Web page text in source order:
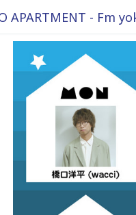
APARTMENT - Fm